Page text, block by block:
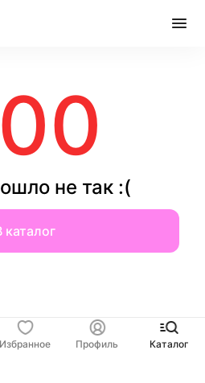
не так :(
каталог
Избранное Профиль Каталог